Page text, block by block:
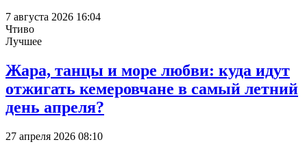
7 августа 2026 16:04
Чтиво
Лучшее
Жара, танцы и море любви: куда идут
отжигать кемеровчане в самый летний
день апреля?
27 апреля 2026 08:10